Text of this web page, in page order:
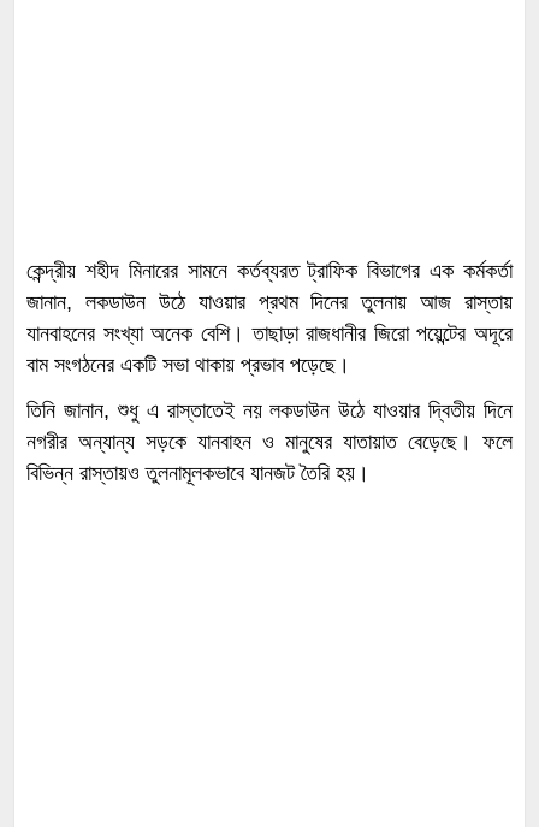
কেন্দ্রীয় শহীদ মিনারের সামনে কর্তব্যরত ট্রাফিক বিভাগের এক কর্মকর্তা
জানান, লকডাউন উঠে যাওয়ার প্রথম দিনের তুলনায় আজ রাস্তায়
যানবাহনের সংখ্যা অনেক বেশি। তাছাড়া রাজধানীর জিরো পয়েন্টের অদূরে
বাম সংগঠনের একটি সভা থাকায় প্রভাব পড়েছে।
তিনি জানান, শুধু এ রাস্তাতেই নয় লকডাউন উঠে যাওয়ার দ্বিতীয় দিনে
নগরীর অন্যান্য সড়কে যানবাহন ও মানুষের যাতায়াত বেড়েছে। ফলে
বিভিন্ন রাস্তায়ও তুলনামূলকভাবে যানজট তৈরি হয়।